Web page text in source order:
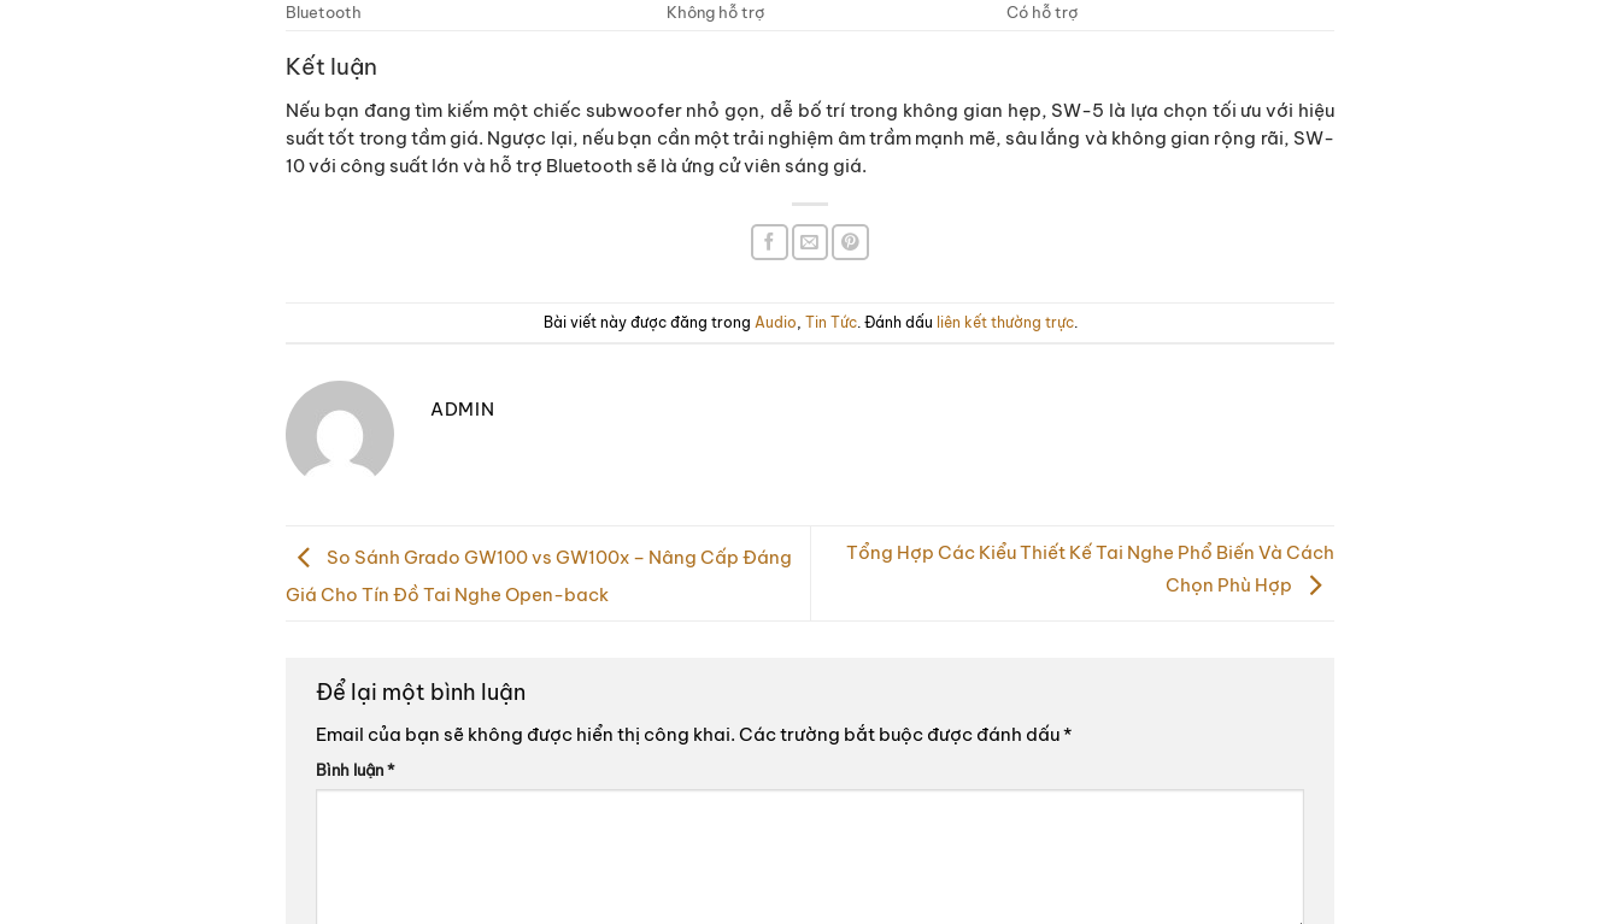
Bluetooth
Không hỗ trợ Có hỗ trợ
Kết luận
Nếu bạn đang tìm kiếm một chiếc subwoofer nhỏ gọn, dễ bố trí trong không gian hẹp, SW-5 là lựa chọn tối ưu với hiệu
suất tốt trong tầm giá. Ngược lại, nếu bạn cần một trải nghiệm âm trầm mạnh mẽ, sâu lắng và không gian rộng rãi, SW-
10 với công suất lớn và hỗ trợ Bluetooth sẽ là ứng cử viên sáng giá.
Bài viết này được đăng trong Audio Tin Tức. Đánh dấu liên kết thường trực.
ADMIN
So Sánh Grado GW100 vs GW100x – Nâng Cấp Đáng
Giá Cho Tín Đồ Tai Nghe Open-back
Tổng Hợp Các Kiểu Thiết Kế Tai Nghe Phổ Biến Và Cách
Chọn Phù Hợp
Để lại một bình luận
Email của bạn sẽ không được hiển thị công khai. Các trường bắt buộc được đánh dấu*
Bình luận*